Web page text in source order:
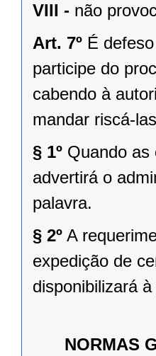
VIII - não
Art. 7º É
participe do
cabendo à
mandar riscá-
§ 1º Quando as
advertirá o
palavra.
§ 2º A
expedição de
disponibilizará
NORMAS